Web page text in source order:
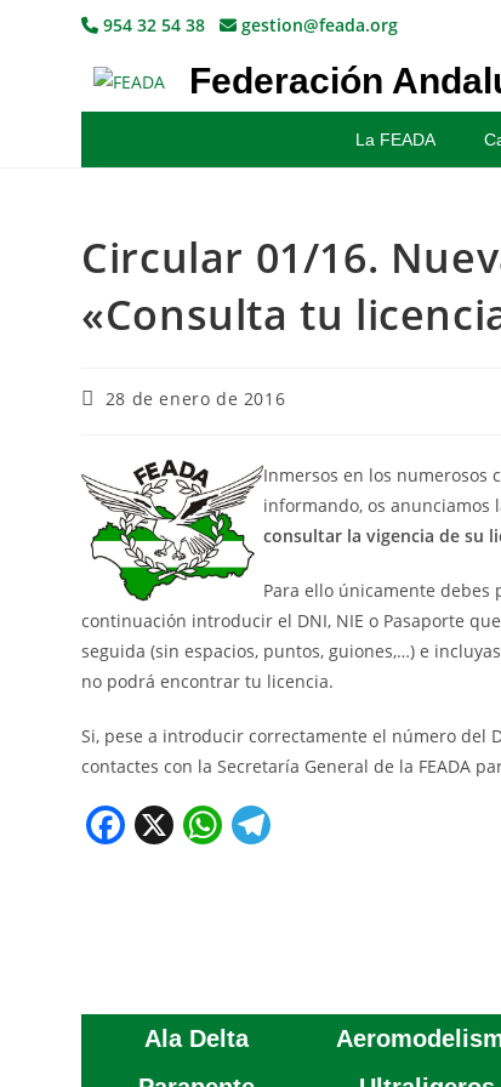
954 32 54 38 gestion@feada.org
Federación
La FEADA
Circular 01/16.
«Consulta tu
28 de enero de 2016
Inmersos en los numerosos
informando, os
consultar la vigencia de su
Para ello únicamente
continuación introducir el DNI, NIE o Pasaporte
seguida (sin espacios, puntos, guiones,…) e
no podrá encontrar tu licencia.
Si, pese a introducir correctamente el número del
contactes con la Secretaría General de la FEADA
F
o
o
X W
p
p
m
Ala Delta